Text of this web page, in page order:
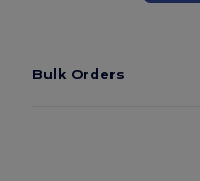
Bulk Orders